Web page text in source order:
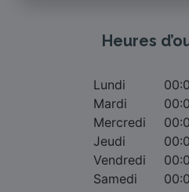
Heures
Lundi
Mardi
Mercredi
Jeudi
Vendredi
Samedi